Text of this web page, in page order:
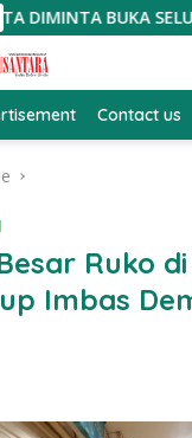
SELURUH
Contact us
Ruko
Imbas